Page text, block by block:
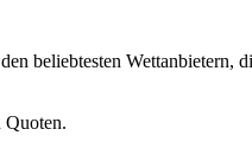
beliebtesten Wettanbietern,
Quoten.